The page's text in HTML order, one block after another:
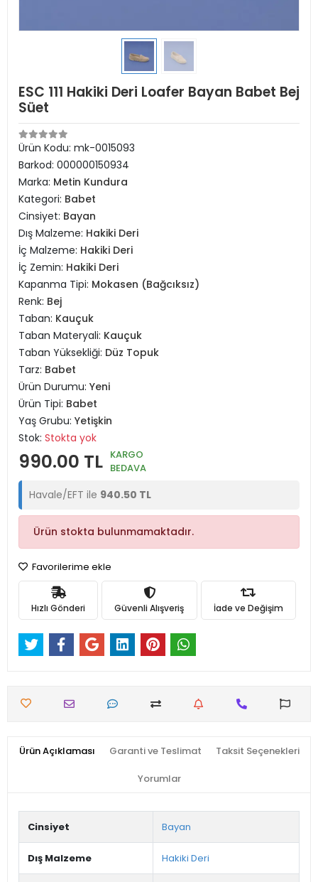
ESC 111 Hakiki Deri Loafer Bayan Babet Bej
Süet
Ürün Kodu: mk-0015093
Barkod: 000000150934
Marka: Metin Kundura
Kategori: Babet
Cinsiyet: Bayan
Dış Malzeme: Hakiki Deri
İç Malzeme: Hakiki Deri
İç Zemin: Hakiki Deri
Kapanma Tipi: Mokasen (Bağcıksız)
Renk: Bej
Taban: Kauçuk
Taban Materyali: Kauçuk
Taban Yüksekliği: Düz Topuk
Tarz: Babet
Ürün Durumu: Yeni
Ürün Tipi: Babet
Yaş Grubu: Yetişkin
Stok: Stokta yok
990.00 TL KARGO
BEDAVA
Havale/EFT ile 940.50 TL
Ürün stokta bulunmamaktadır.
Favorilerime ekle
Hızlı Gönderi Güvenli Alışveriş İade ve Değişim
Ürün Açıklaması Garanti ve Teslimat Taksit Seçenekleri
Yorumlar
Cinsiyet Bayan
Dış Malzeme Hakiki Deri